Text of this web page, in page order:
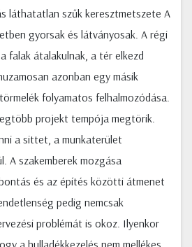
láthatatlan szűk keresztmetszete A
gyorsak és látványosak. A régi
falak átalakulnak, a tér elkezd
azonban egy másik
folyamatos felhalmozódása.
projekt tempója megtörik.
a sittet, a munkaterület
A szakemberek mozgása
és az építés közötti átmenet
pedig nemcsak
problémát is okoz. Ilyenkor
a hulladékkezelés nem mellékes